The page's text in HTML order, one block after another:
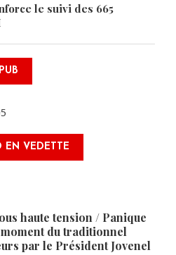
le suivi des 665
PUB
EN VEDETTE
haute tension / Panique
moment du traditionnel
par le Président Jovenel